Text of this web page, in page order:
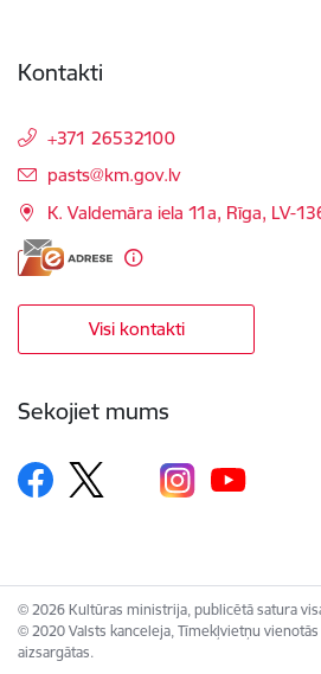
Kontakti
+371 26532100
E-pasts:
pasts@km.gov.lv
K. Valdemāra iela 11a, Rīga, LV-
Visi kontakti
Sekojiet mums
© 2026 Kultūras ministrija, publicētā satura
© 2020 Valsts kanceleja, Tīmekļvietņu
aizsargātas.